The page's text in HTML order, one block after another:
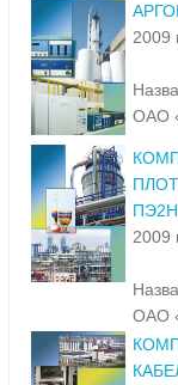
2009
ОАО
2009
ОАО